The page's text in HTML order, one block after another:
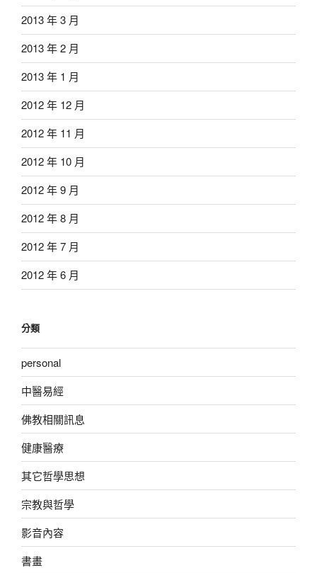
2013 年 3 月
2013 年 2 月
2013 年 1 月
2012 年 12 月
2012 年 11 月
2012 年 10 月
2012 年 9 月
2012 年 8 月
2012 年 7 月
2012 年 6 月
分類
personal
中醫易經
佛教相關訊息
健康醫療
其它哲學思想
宗教與哲學
影音內容
書畫